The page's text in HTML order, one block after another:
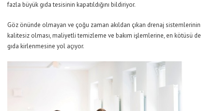
fazla büyük gıda tesisinin kapatıldığını bildiriyor.
Göz önünde olmayan ve çoğu zaman akıldan çıkan drenaj sistemlerinin
kalitesiz olması, maliyetli temizleme ve bakım işlemlerine, en kötüsü de
gıda kirlenmesine yol açıyor.